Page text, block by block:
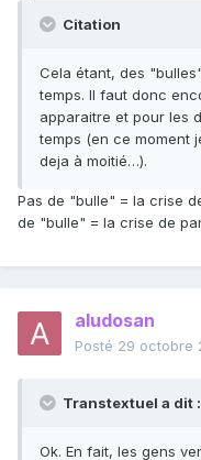
Citation
Cela étant, des
temps. Il faut donc
apparaitre et pour les
temps (en ce moment
deja à moitié…).
Pas de "bulle" = la crise
de "bulle" = la crise de
aludosan
Posté 29 octobre
Transtextuel a dit :
Ok. En fait, les gens